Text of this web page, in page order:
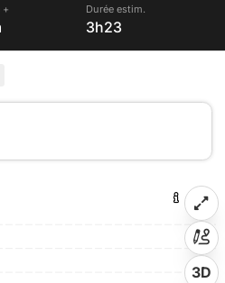
+ Durée estim.
3h23
3D